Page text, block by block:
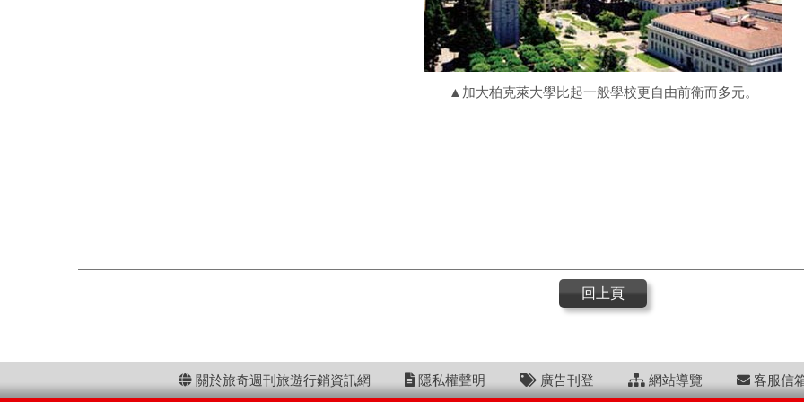
▲加大柏克萊大學比起一般學校更自由前衛而多元。
回上頁
關於旅奇週刊旅遊行銷資訊網 隱私權聲明 廣告刊登 網站導覽 客服信